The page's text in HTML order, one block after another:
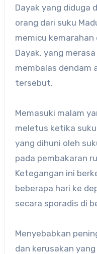
Dayak yang diduga
orang dari suku
memicu
Dayak, yang
membalas dendam
tersebut.
Memasuki malam
meletus ketika
yang dihuni oleh
pada pembakaran
Ketegangan ini
beberapa hari ke
secara sporadis di
Menyebabkan
dan kerusakan